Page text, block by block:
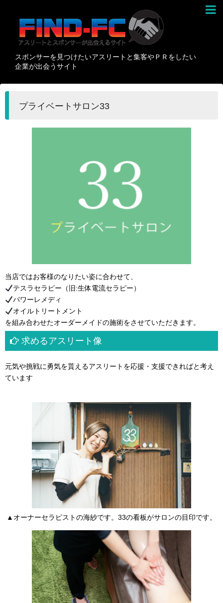
スポンサーを見つけたいアスリートと集客やＰＲをしたい
企業が出会うサイト
プライベートサロン33
当店ではお客様のなりたい姿に合わせて、
テスラセラピー（旧:生体電流セラピー）
パワーレメディ
オイルトリートメント
を組み合わせたオーダーメイドの施術をさせていただきます。
求めるアスリート像
元気や挑戦に勇気を貰えるアスリートを応援・支援できればと考え
ています
▲オーナーセラピストの海紗です。33の看板がサロンの目印です。